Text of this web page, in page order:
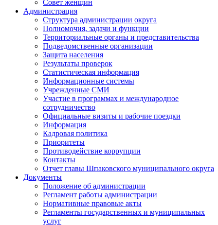
Совет женщин
Администрация
Структура администрации округа
Полномочия, задачи и функции
Территориальные органы и представительства
Подведомственные организации
Защита населения
Результаты проверок
Статистическая информация
Информационные системы
Учрежденные СМИ
Участие в программах и международное
сотрудничество
Официальные визиты и рабочие поездки
Информация
Кадровая политика
Приоритеты
Противодействие коррупции
Контакты
Отчет главы Шпаковского муниципального округа
Документы
Положение об администрации
Регламент работы администрации
Нормативные правовые акты
Регламенты государственных и муниципальных
услуг